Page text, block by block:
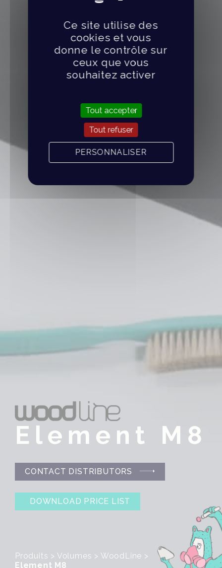
Element M8
CONTACT DISTRIBUTORS
DOWNLOAD PRICE LIST
Produits > Volumes > WoodLine >
Element M8
Ce site utilise des
cookies et vous
donne le contrôle sur
ceux que vous
souhaitez activer
Tout accepter
Tout refuser
PERSONNALISER